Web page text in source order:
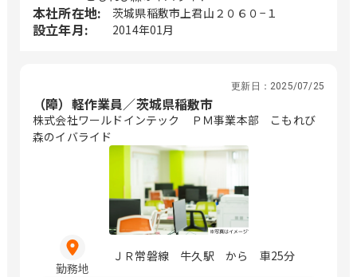
本社所在地: 茨城県稲敷市上君山２０６０−１
設立年月: 2014年01月
更新日： 2025/07/25
（障）軽作業員／茨城県稲敷市
株式会社ワールドインテック ＰＭ事業本部 こもれび
森のイバライド
勤務地
ＪＲ常磐線 牛久駅 から 車25分